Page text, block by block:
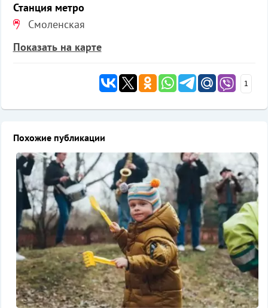
Станция метро
Смоленская
Показать на карте
1
Похожие публикации